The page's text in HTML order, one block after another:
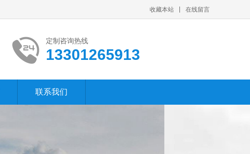
收藏本站 在线留言
定制咨询热线
13301265913
联系我们